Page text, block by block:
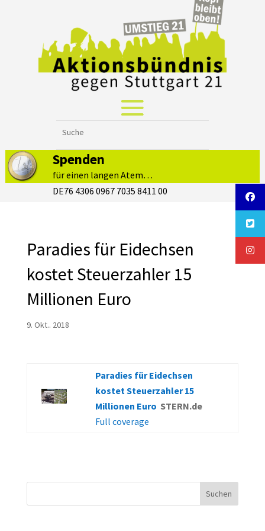
Spenden
für einen langen Atem…
DE76 4306 0967 7035 8411 00
Paradies für Eidechsen
kostet Steuerzahler 15
Millionen Euro
9. Okt.. 2018
Paradies für Eidechsen
kostet Steuerzahler 15
Millionen Euro STERN.de
Full coverage
Suchen